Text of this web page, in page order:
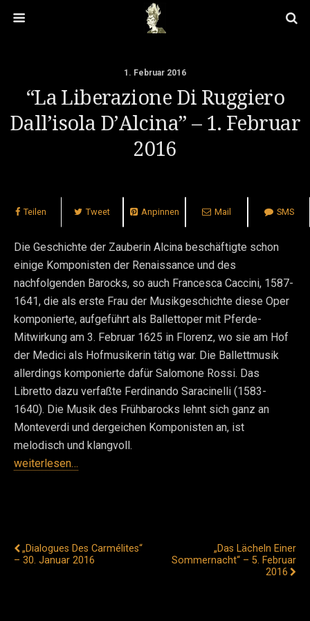
1. Februar 2016
“La Liberazione Di Ruggiero
Dall’isola D’Alcina” – 1. Februar
2016
Teilen Tweet Anpinnen Mail SMS
Die Geschichte der Zauberin Alcina beschäftigte schon
einige Komponisten der Renaissance und des
nachfolgenden Barocks, so auch Francesca Caccini, 1587-
1641, die als erste Frau der Musikgeschichte diese Oper
komponierte, aufgeführt als Ballettoper mit Pferde-
Mitwirkung am 3. Februar 1625 in Florenz, wo sie am Hof
der Medici als Hofmusikerin tätig war. Die Ballettmusik
allerdings komponierte dafür Salomone Rossi. Das
Libretto dazu verfaßte Ferdinando Saracinelli (1583-
1640). Die Musik des Frühbarocks lehnt sich ganz an
Monteverdi und dergeichen Komponisten an, ist
melodisch und klangvoll.
weiterlesen…
„Dialogues Des Carmélites“
– 30. Januar 2016
„Das Lächeln Einer
Sommernacht“ – 5. Februar
2016